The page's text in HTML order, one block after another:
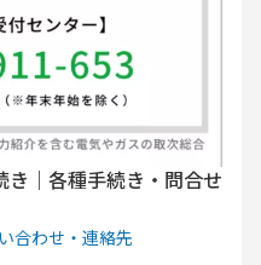
き｜各種手続き・問合せ
合わせ・連絡先